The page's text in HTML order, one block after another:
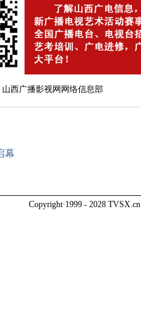
山西广播影视网网络信息部
幕
Copyright·1999 - 2028